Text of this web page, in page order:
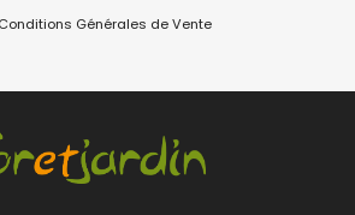
Générales de Vente